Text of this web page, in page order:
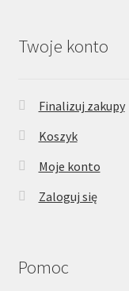
Twoje konto
Finalizuj zakupy
Koszyk
Moje konto
Zaloguj się
Pomoc